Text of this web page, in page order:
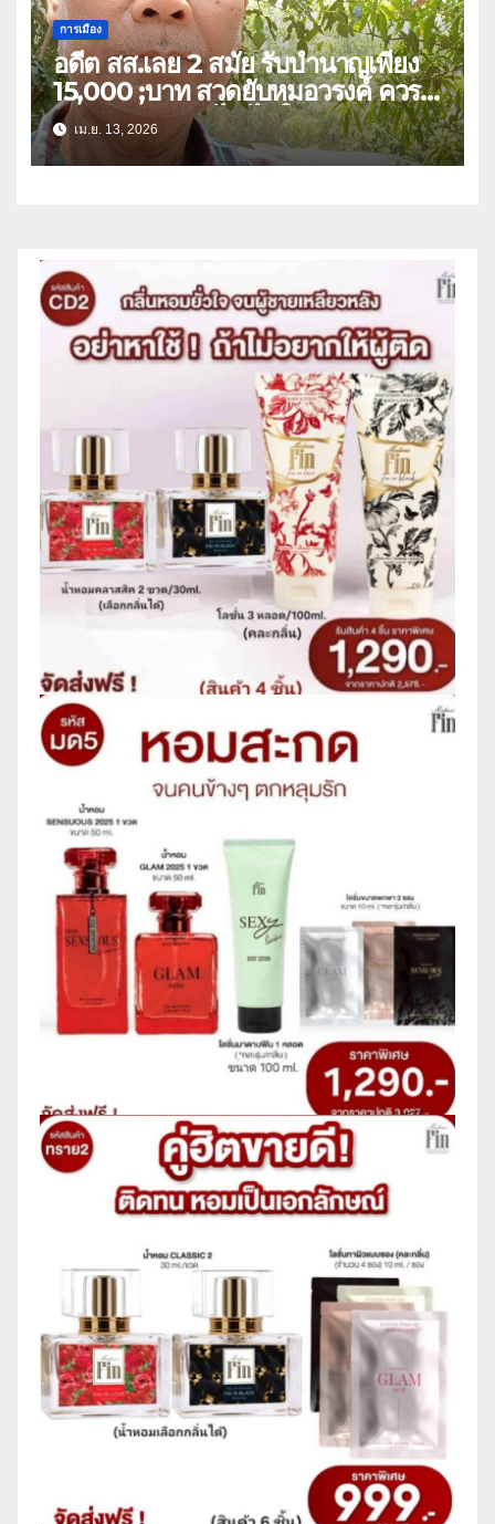
การเมือง
อดีต สส.เลย 2 สมัย รับบำนาญเพียง
15,000 ;บาท สวดยับหมอวรงค์ ควร
หาวิธีปรับลดแก้ไข ไม่ใช่ยกเลิก
เม.ย. 13, 2026